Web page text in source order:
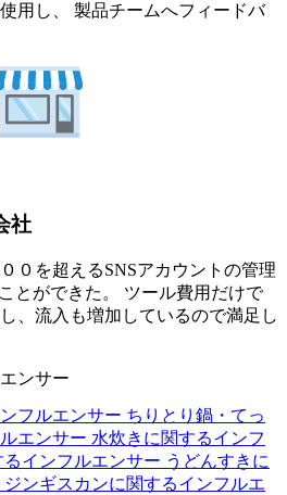
用し、 製品チームへフィードバ
社
０を超えるSNSアカウントの管理
とができた。 ツール費用だけで
、流入も増加しているので満足し
ンサー
フルエンサー ちりとり鍋・てっ
エンサー 水炊きに関するインフ
るインフルエンサー うどんすきに
ジンギスカンに関するインフルエ